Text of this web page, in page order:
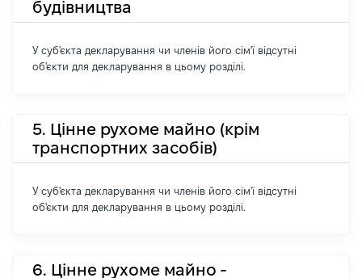
будівництва
У суб'єкта декларування чи членів його сім'ї відсутні
об'єкти для декларування в цьому розділі.
5. Цінне рухоме майно (крім
транспортних засобів)
У суб'єкта декларування чи членів його сім'ї відсутні
об'єкти для декларування в цьому розділі.
6. Цінне рухоме майно -